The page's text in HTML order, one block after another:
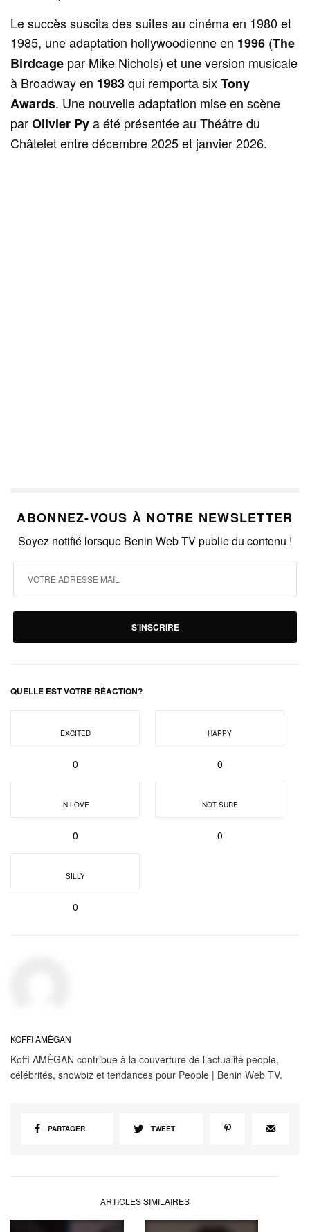
Le succès suscita des suites au cinéma en 1980 et
1985, une adaptation hollywoodienne en 1996 (The
Birdcage par Mike Nichols) et une version musicale
à Broadway en 1983qui remporta sixTony
Awards. Une nouvelle adaptation mise en scène
parOlivier Pya été présentée au Théâtre du
Châtelet entre décembre 2025 et janvier 2026.
ABONNEZ-VOUS À NOTRE NEWSLETTER
Soyez notifié lorsque Benin Web TV publie du contenu !
S'INSCRIRE
QUELLE EST VOTRE RÉACTION?
EXCITED
0
HAPPY
0
IN LOVE
0
NOT SURE
0
SILLY
0
KOFFI AMÈGAN
Koffi AMÈGAN contribue à la couverture de l’actualité people,
célébrités, showbiz et tendances pour People | Benin Web TV.
PARTAGER TWEET
ARTICLES SIMILAIRES